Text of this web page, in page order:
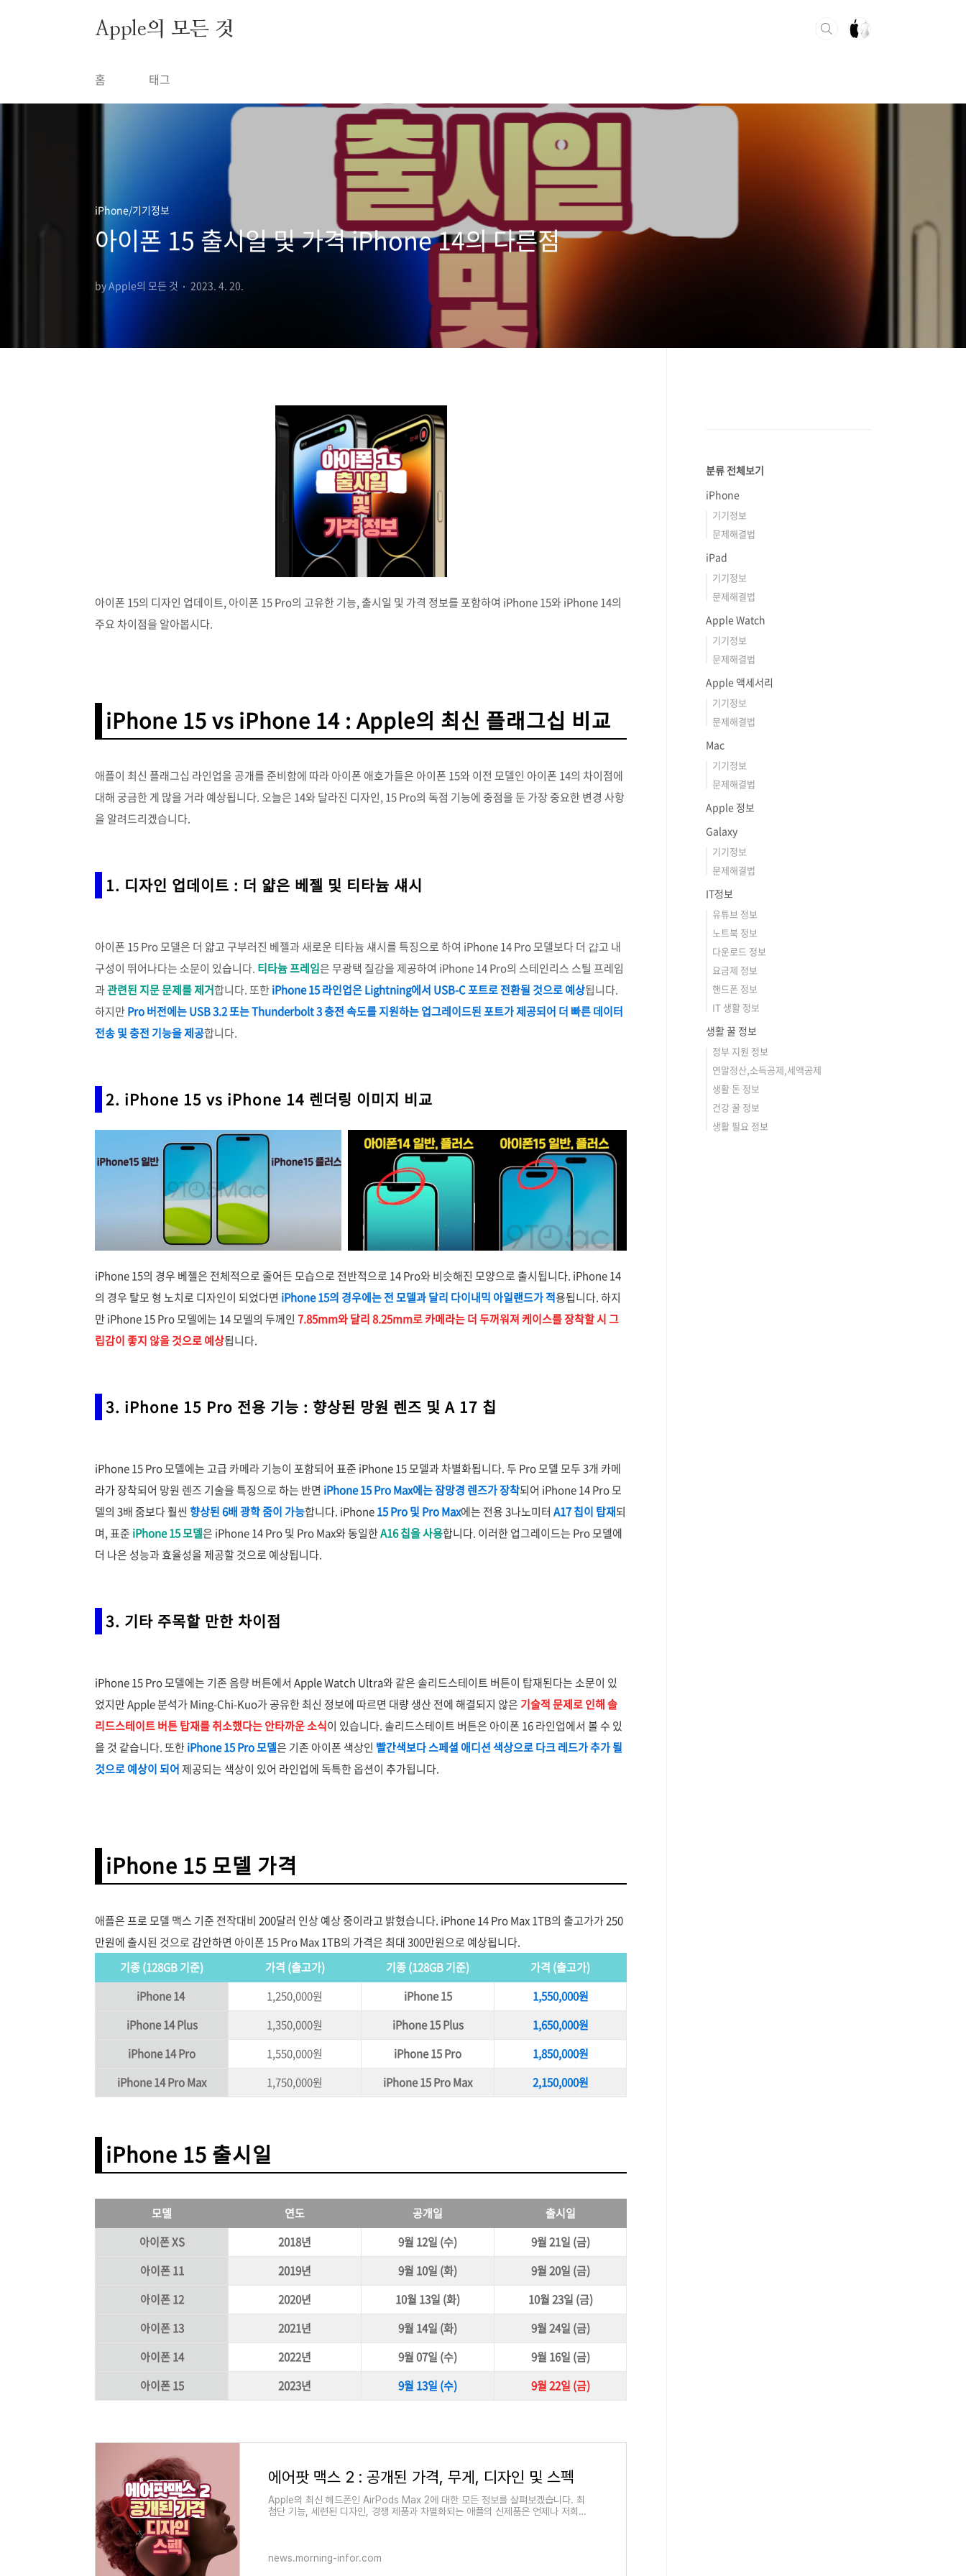
Apple의 모든 것
홈 태그
iPhone/기기정보
아이폰 15 출시일 및 가격 iPhone 14의 다른점
by Apple의 모든 것 2023. 4. 20.
아이폰 15의 디자인 업데이트, 아이폰 15 Pro의 고유한 기능, 출시일 및 가격 정보를 포함하여 iPhone 15와 iPhone 14의
주요 차이점을 알아봅시다.
iPhone 15 vs iPhone 14 : Apple의 최신 플래그십 비교
애플이 최신 플래그십 라인업을 공개를 준비함에 따라 아이폰 애호가들은 아이폰 15와 이전 모델인 아이폰 14의 차이점에
대해 궁금한 게 많을 거라 예상됩니다. 오늘은 14와 달라진 디자인, 15 Pro의 독점 기능에 중점을 둔 가장 중요한 변경 사항
을 알려드리겠습니다.
1. 디자인 업데이트 : 더 얇은 베젤 및 티타늄 섀시
아이폰 15 Pro 모델은 더 얇고 구부러진 베젤과 새로운 티타늄 섀시를 특징으로 하여 iPhone 14 Pro 모델보다 더 걉고 내
구성이 뛰어나다는 소문이 있습니다. 티타늄 프레임은 무광택 질감을 제공하여 iPhone 14 Pro의 스테인리스 스틸 프레임
과관련된 지문 문제를 제거합니다. 또한iPhone 15 라인업은 Lightning에서 USB-C 포트로 전환될 것으로 예상됩니다.
하지만Pro 버전에는 USB 3.2 또는 Thunderbolt 3 충전 속도를 지원하는 업그레이드된 포트가 제공되어 더 빠른 데이터
전송 및 충전 기능을 제공합니다.
2. iPhone 15 vs iPhone 14 렌더링 이미지 비교
iPhone 15의 경우 베젤은 전체적으로 줄어든 모습으로 전반적으로 14 Pro와 비슷해진 모양으로 출시됩니다. iPhone 14
의 경우 탈모 형 노치로 디자인이 되었다면 iPhone 15의 경우에는 전 모델과 달리 다이내믹 아일랜드가 적용됩니다. 하지
만 iPhone 15 Pro 모델에는 14 모델의 두께인 7.85mm와 달리 8.25mm로 카메라는 더 두꺼워져 케이스를 장착할 시 그
립감이 좋지 않을 것으로 예상됩니다.
3. iPhone 15 Pro 전용 기능 : 향상된 망원 렌즈 및 A 17 칩
iPhone 15 Pro 모델에는 고급 카메라 기능이 포함되어 표준 iPhone 15 모델과 차별화됩니다. 두 Pro 모델 모두 3개 카메
라가 장착되어 망원 렌즈 기술을 특징으로 하는 반면 iPhone 15 Pro Max에는 잠망경 렌즈가 장착되어 iPhone 14 Pro 모
델의 3배 줌보다 훨씬 향상된 6배 광학 줌이 가능합니다. iPhone15 Pro 및 Pro Max에는 전용 3나노미터 A17 칩이 탑재되
며, 표준 iPhone 15 모델은 iPhone 14 Pro 및 Pro Max와 동일한A16 칩을 사용합니다. 이러한 업그레이드는 Pro 모델에
더 나은 성능과 효율성을 제공할 것으로 예상됩니다.
3. 기타 주목할 만한 차이점
iPhone 15 Pro 모델에는 기존 음량 버튼에서 Apple Watch Ultra와 같은 솔리드스테이트 버튼이 탑재된다는 소문이 있
었지만 Apple 분석가 Ming-Chi-Kuo가 공유한 최신 정보에 따르면 대량 생산 전에 해결되지 않은 기술적 문제로 인해 솔
리드스테이트 버튼 탑재를 취소했다는 안타까운 소식이 있습니다. 솔리드스테이트 버튼은 아이폰 16 라인업에서 볼 수 있
을 것 같습니다. 또한iPhone 15 Pro 모델은 기존 아이폰 색상인 빨간색보다 스페셜 애디션 색상으로 다크 레드가 추가 될
것으로 예상이 되어 제공되는 색상이 있어 라인업에 독특한 옵션이 추가됩니다.
iPhone 15 모델 가격
애플은 프로 모델 맥스 기준 전작대비 200달러 인상 예상 중이라고 밝혔습니다. iPhone 14 Pro Max 1TB의 출고가가 250
만원에 출시된 것으로 감안하면 아이폰 15 Pro Max 1TB의 가격은 최대 300만원으로 예상됩니다.
기종 (128GB 기준)
가격 (출고가) 기종(128GB 기준)
가격 (출고가)
iPhone 14
1,250,000원 iPhone 15
1,550,000원
iPhone 14 Plus
1,350,000원 iPhone 15 Plus
1,650,000원
iPhone 14 Pro
1,550,000원 iPhone 15 Pro
1,850,000원
iPhone 14 Pro Max
1,750,000원 iPhone 15 Pro Max 2,150,000원
iPhone 15 출시일
모델 연도 공개일
출시일
아이폰 XS
2018년 9월 12일 (수)
9월 21일 (금)
아이폰 11
2019년 9월 10일 (화)
9월 20일 (금)
아이폰 12
2020년 10월 13일 (화)
10월 23일 (금)
아이폰 13
2021년 9월 14일 (화)
9월 24일 (금)
아이폰 14
2022년 9월 07일 (수)
9월 16일 (금)
아이폰 15
2023년 9월 13일 (수) 9월 22일 (금)
에어팟 맥스 2 : 공개된 가격, 무게, 디자인 및 스펙
Apple의 최신 헤드폰인 AirPods Max 2에 대한 모든 정보를 살펴보겠습니다. 최
첨단 기능, 세련된 디자인, 경쟁 제품과 차별화되는 애플의 신제품은 언제나 저희를
news.morning-infor.com
분류 전체보기
iPhone
기기정보
문제해결법
iPad
기기정보
문제해결법
Apple Watch
기기정보
문제해결법
Apple 액세서리
기기정보
문제해결법
Mac
기기정보
문제해결법
Apple 정보
Galaxy
기기정보
문제해결법
IT정보
유튜브 정보
노트북 정보
다운로드 정보
요금제 정보
핸드폰 정보
IT 생활 정보
생활 꿀 정보
정부 지원 정보
연말정산,소득공제,세액공제
생활 돈 정보
건강 꿀 정보
생활 필요 정보